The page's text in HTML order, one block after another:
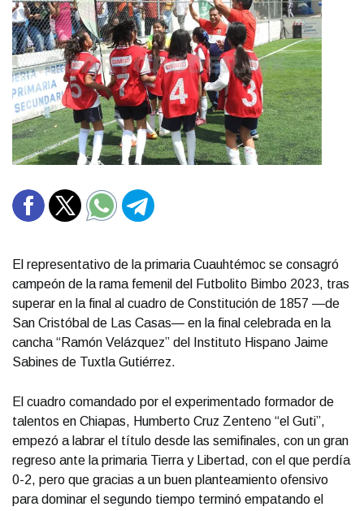
El representativo de la primaria Cuauhtémoc se consagró
campeón de la rama femenil del Futbolito Bimbo 2023, tras
superar en la final al cuadro de Constitución de 1857 —de
San Cristóbal de Las Casas— en la final celebrada en la
cancha “Ramón Velázquez” del Instituto Hispano Jaime
Sabines de Tuxtla Gutiérrez.
El cuadro comandado por el experimentado formador de
talentos en Chiapas, Humberto Cruz Zenteno “el Guti”,
empezó a labrar el título desde las semifinales, con un gran
regreso ante la primaria Tierra y Libertad, con el que perdía
0-2, pero que gracias a un buen planteamiento ofensivo
para dominar el segundo tiempo terminó empatando el